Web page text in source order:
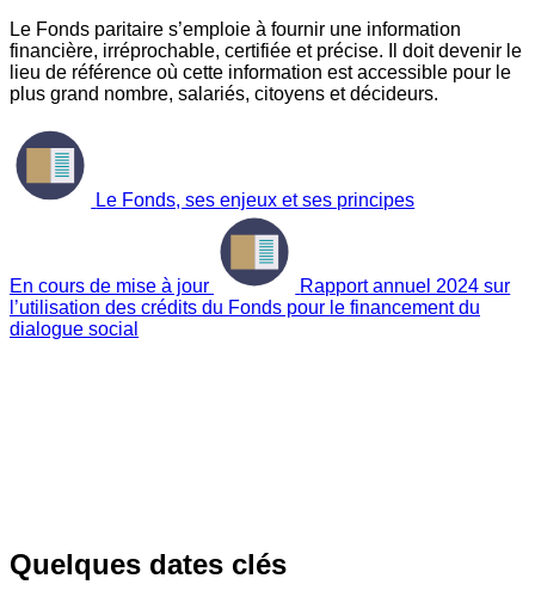
Le Fonds paritaire s’emploie à fournir une information
financière, irréprochable, certifiée et précise. Il doit devenir le
lieu de référence où cette information est accessible pour le
plus grand nombre, salariés, citoyens et décideurs.
Le Fonds, ses enjeux et ses principes
En cours de mise à jour
Rapport annuel 2024 sur
l’utilisation des crédits du Fonds pour le financement du
dialogue social
Quelques dates clés